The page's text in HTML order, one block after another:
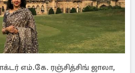
எம்.கே. ரஞ்சித்சிங் ஜாலா,